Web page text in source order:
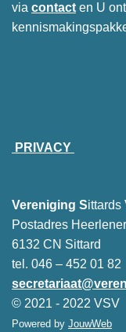
via contact en U
PRIVACY
Vereniging Sittards
Postadres
6132 CN Sittard
tel. 046 – 452 01 82
© 2021 - 2022 VSV
Powered by JouwWeb